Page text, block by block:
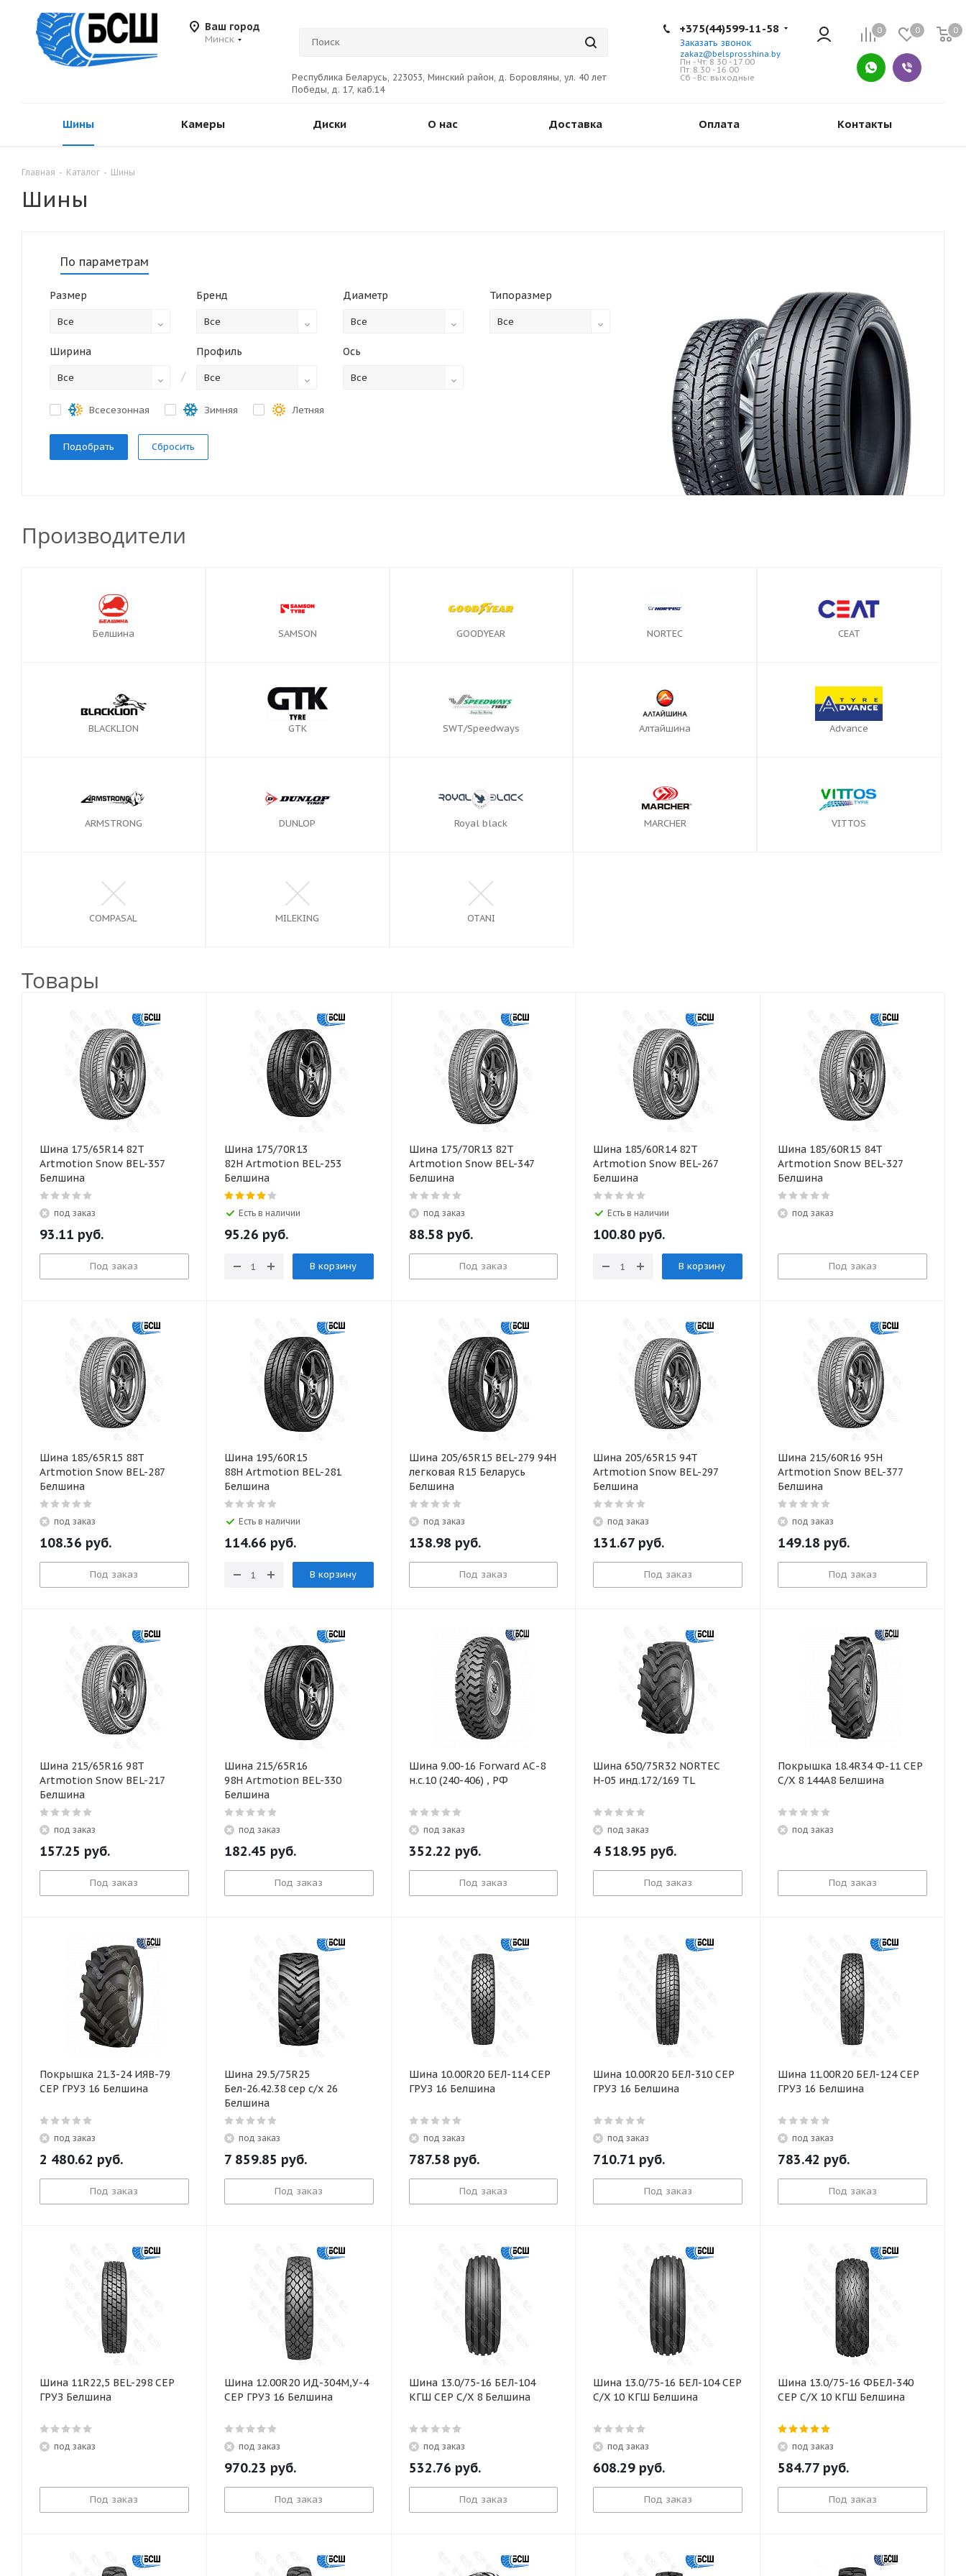
Ваш город
Минск
Республика Беларусь, 223053, Минский район, д. Боровляны, ул. 40 лет
Победы, д. 17, каб.14
0 0 0
+375(44)599-11-58
Заказать звонок
zakaz@belsprosshina.by
Пн - Чт: 8.30 - 17.00
Пт: 8.30 - 16.00
Сб - Вс: выходные
Шины Камеры Диски О нас Доставка Оплата Контакты
Главная - Каталог - Шины
Шины
По параметрам
Размер
Все
Бренд
Все
Диаметр
Все
Типоразмер
Все
Ширина
Все
Профиль
/ Все
Всесезонная Зимняя Летняя
Ось
Все
Сбросить
Производители
Белшина SAMSON GOODYEAR NORTEC CEAT
BLACKLION GTK SWT/Speedways Алтайшина Advance
ARMSTRONG DUNLOP Royal black MARCHER VITTOS
COMPASAL MILEKING OTANI
Товары
Шина 175/65R14 82T
Artmotion Snow BEL-357
Белшина
под заказ
93.11 руб.
Под заказ
Шина 175/70R13
82H Artmotion BEL-253
Белшина
Есть в наличии
95.26 руб.
В корзину
Шина 175/70R13 82T
Artmotion Snow BEL-347
Белшина
под заказ
88.58 руб.
Под заказ
Шина 185/60R14 82T
Artmotion Snow BEL-267
Белшина
Есть в наличии
100.80 руб.
В корзину
Шина 185/60R15 84T
Artmotion Snow BEL-327
Белшина
под заказ
Под заказ
Шина 185/65R15 88T
Artmotion Snow BEL-287
Белшина
под заказ
108.36 руб.
Под заказ
Шина 195/60R15
88H Artmotion BEL-281
Белшина
Есть в наличии
114.66 руб.
В корзину
Шина 205/65R15 BEL-279 94H
легковая R15 Беларусь
Белшина
под заказ
138.98 руб.
Под заказ
Шина 205/65R15 94T
Artmotion Snow BEL-297
Белшина
под заказ
131.67 руб.
Под заказ
Шина 215/60R16 95H
Artmotion Snow BEL-377
Белшина
под заказ
149.18 руб.
Под заказ
Шина 215/65R16 98T
Artmotion Snow BEL-217
Белшина
под заказ
157.25 руб.
Под заказ
Шина 215/65R16
98H Artmotion BEL-330
Белшина
под заказ
182.45 руб.
Под заказ
Шина 9.00-16 Forward АС-8
н.с.10 (240-406) , РФ
под заказ
352.22 руб.
Под заказ
Шина 650/75R32 NORTEC
Н-05 инд.172/169 TL
под заказ
4 518.95 руб.
Под заказ
Покрышка 18.4R34 Ф-11 СЕР
С/Х 8 144А8 Белшина
под заказ
Под заказ
Покрышка 21.3-24 ИЯВ-79
СЕР ГРУЗ 16 Белшина
под заказ
2 480.62 руб.
Под заказ
Шина 29.5/75R25
Бел-26.42.38 сер с/х 26
Белшина
под заказ
7 859.85 руб.
Под заказ
Шина 10.00R20 БЕЛ-114 СЕР
ГРУЗ 16 Белшина
под заказ
787.58 руб.
Под заказ
Шина 10.00R20 БЕЛ-310 СЕР
ГРУЗ 16 Белшина
под заказ
710.71 руб.
Под заказ
Шина 11.00R20 БЕЛ-124 СЕР
ГРУЗ 16 Белшина
под заказ
783.42 руб.
Под заказ
Шина 11R22,5 BEL-298 СЕР
ГРУЗ Белшина
под заказ
Под заказ
Шина 12.00R20 ИД-304М,У-4
СЕР ГРУЗ 16 Белшина
под заказ
970.23 руб.
Под заказ
Шина 13.0/75-16 БЕЛ-104
КГШ СЕР С/Х 8 Белшина
под заказ
532.76 руб.
Под заказ
Шина 13.0/75-16 БЕЛ-104 СЕР
С/Х 10 КГШ Белшина
под заказ
608.29 руб.
Под заказ
Шина 13.0/75-16 ФБЕЛ-340
СЕР С/Х 10 КГШ Белшина
под заказ
584.77 руб.
Под заказ